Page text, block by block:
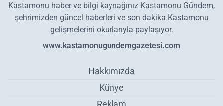
Kastamonu haber ve bilgi kaynağınız Kastamonu Gündem,
şehrimizden güncel haberleri ve son dakika Kastamonu
gelişmelerini okurlarıyla paylaşıyor.
www.kastamonugundemgazetesi.com
Hakkımızda
Künye
Reklam